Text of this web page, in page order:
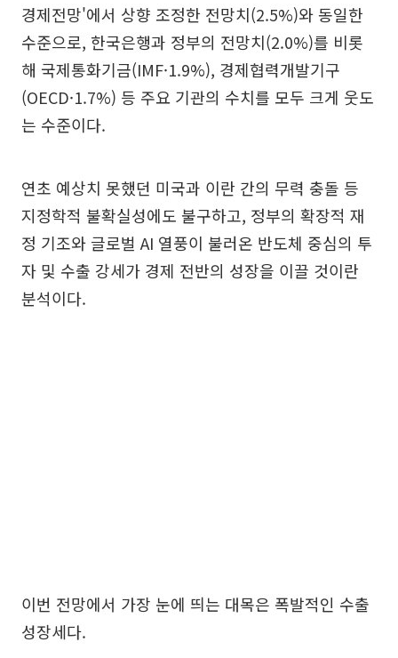
경제전망'에서 상향 조정한 전망치(2.5%)와 동일한
수준으로, 한국은행과 정부의 전망치(2.0%)를 비롯
해 국제통화기금(IMF·1.9%), 경제협력개발기구
(OECD·1.7%) 등 주요 기관의 수치를 모두 크게 웃도
는 수준이다.
연초 예상치 못했던 미국과 이란 간의 무력 충돌 등
지정학적 불확실성에도 불구하고, 정부의 확장적 재
정 기조와 글로벌 AI 열풍이 불러온 반도체 중심의 투
자 및 수출 강세가 경제 전반의 성장을 이끌 것이란
분석이다.
이번 전망에서 가장 눈에 띄는 대목은 폭발적인 수출
성장세다.